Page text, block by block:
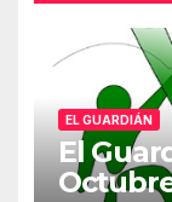
EL GUARDIÁN
El